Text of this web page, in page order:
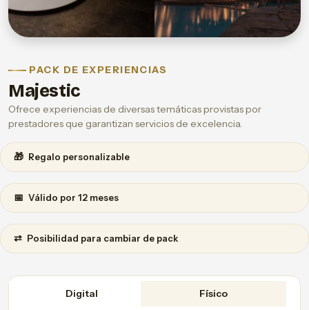
PACK DE EXPERIENCIAS
Majestic
Ofrece experiencias de diversas temáticas provistas por
prestadores que garantizan servicios de excelencia.
🎁 Regalo personalizable
📅 Válido por 12 meses
⇄ Posibilidad para cambiar de pack
Digital
Físico